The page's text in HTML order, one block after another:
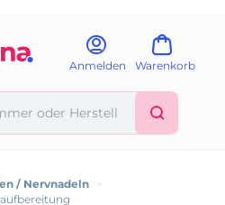
Anmelden Warenkorb
/ Nervnadeln >